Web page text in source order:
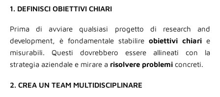
1. DEFINISCI OBIETTIVI CHIARI
Prima di avviare qualsiasi progetto di research and
development, è fondamentale stabilire obiettivi chiari e
misurabili. Questi dovrebbero essere allineati con la
strategia aziendale e mirare a risolvere problemi concreti.
2. CREA UN TEAM MULTIDISCIPLINARE